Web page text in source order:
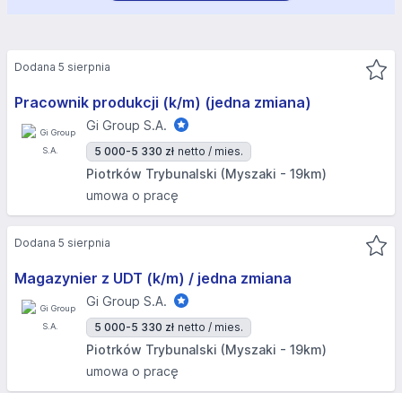
Pracownik produkcji (k/m) (jedna zmiana)
Gi Group S.A.
5 000-5 330 zł netto / mies.
Piotrków Trybunalski (Myszaki - 19km)
umowa o pracę
Dodana 5 sierpnia
Magazynier z UDT (k/m) / jedna zmiana
Gi Group S.A.
5 000-5 330 zł netto / mies.
Piotrków Trybunalski (Myszaki - 19km)
umowa o pracę
Dodana 5 sierpnia